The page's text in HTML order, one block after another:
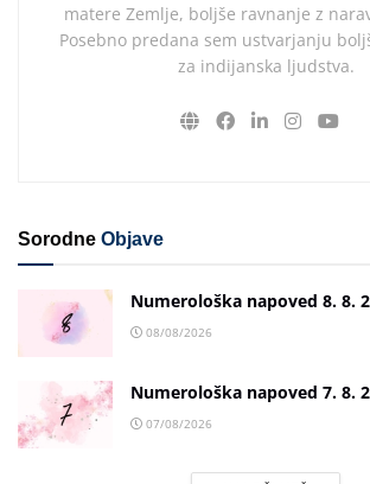
matere Zemlje, boljše ravnanje z
Posebno predana sem ustvarjanju
za indijanska ljudstva.
Sorodne Objave
Numerološka napoved 8. 8.
08/08/2026
Numerološka napoved 7. 8.
07/08/2026